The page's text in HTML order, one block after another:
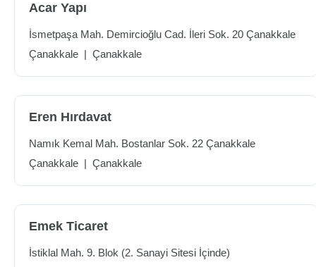
Acar Yapı
İsmetpaşa Mah. Demircioğlu Cad. İleri Sok. 20 Çanakkale
Çanakkale | Çanakkale
Eren Hırdavat
Namık Kemal Mah. Bostanlar Sok. 22 Çanakkale
Çanakkale | Çanakkale
Emek Ticaret
İstiklal Mah. 9. Blok (2. Sanayi Sitesi İçinde)